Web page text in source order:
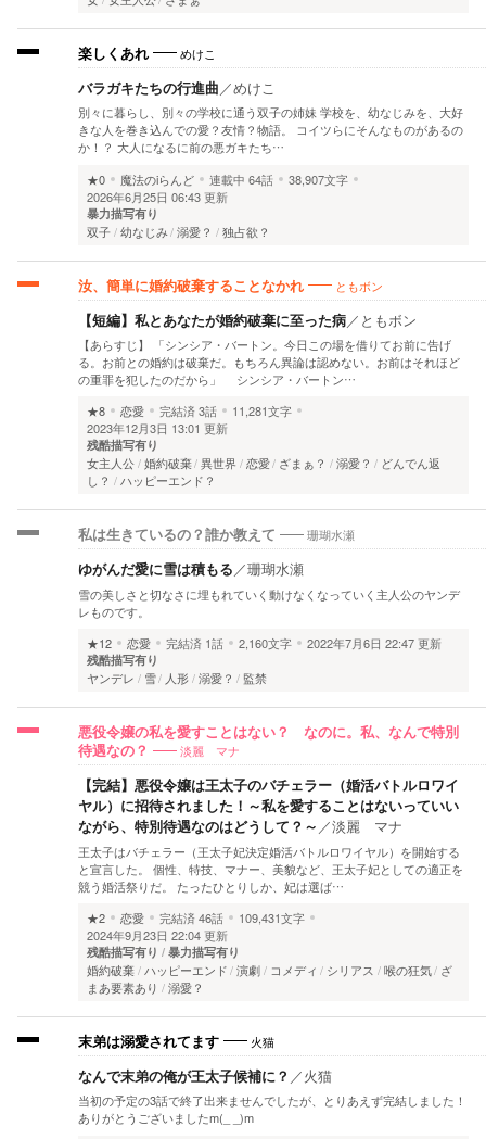
楽しくあれ めけこ
バラガキたちの行進曲 ／めけこ
別々に暮らし、別々の学校に通う双子の姉妹 学校を、幼なじみを、大好
きな人を巻き込んでの愛？友情？物語。 コイツらにそんなものがあるの
か！？ 大人になるに前の悪ガキたち…
★0
魔法のiらんど 連載中 64話
38,907文字
2026年6月25日 06:43 更新
暴力描写有り
双子 幼なじみ 溺愛？ 独占欲？
汝、簡単に婚約破棄することなかれ ともボン
【短編】私とあなたが婚約破棄に至った病／ ともボン
【あらすじ】 「シンシア・バートン。今日この場を借りてお前に告げ
る。お前との婚約は破棄だ。もちろん異論は認めない。お前はそれほど
の重罪を犯したのだから」 シンシア・バートン…
★8
恋愛 完結済3話
11,281文字
2023年12月3日 13:01 更新
残酷描写有り
女主人公 婚約破棄 異世界 恋愛 ざまぁ？ 溺愛？
どんでん返
し？
ハッピーエンド？
私は生きているの？誰か教えて 珊瑚水瀬
ゆがんだ愛に雪は積もる／珊瑚水瀬
雪の美しさと切なさに埋もれていく動けなくなっていく主人公のヤンデ
レものです。
★12
恋愛 完結済 1話 2,160文字 2022年7月6日 22:47 更新
残酷描写有り
ヤンデレ 雪 人形 溺愛？ 監禁
悪役令嬢の私を愛すことはない？ なのに。私、なんで特別
待遇なの？
淡麗 マナ
【完結】悪役令嬢は王太子のバチェラー（婚活バトルロワイ
ヤル）に招待されました！～私を愛することはないっていい
ながら、特別待遇なのはどうして？～ ／淡麗 マナ
王太子はバチェラー（王太子妃決定婚活バトルロワイヤル）を開始する
と宣言した。 個性、特技、マナー、美貌など、王太子妃としての適正を
競う婚活祭りだ。 たったひとりしか、妃は選ば…
★2
恋愛 完結済46話
109,431文字
2024年9月23日 22:04 更新
残酷描写有り 暴力描写有り
婚約破棄 ハッピーエンド 演劇 コメディ シリアス 喉の狂気 ざ
まあ要素あり
溺愛？
末弟は溺愛されてます 火猫
なんで末弟の俺が王太子候補に？ ／火猫
当初の予定の3話で終了出来ませんでしたが、とりあえず完結しました！
ありがとうございましたm(_ _)m